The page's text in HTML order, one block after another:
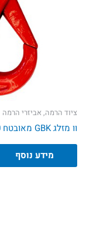
ציוד הרמה, אביזרי הרמה
וו מזלג GBK מאובטח G-80
מידע נוסף